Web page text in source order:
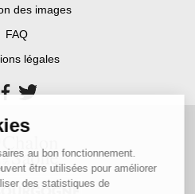
des images
FAQ
légales
au bon fonctionnement.
être utilisées pour améliorer
des statistiques de